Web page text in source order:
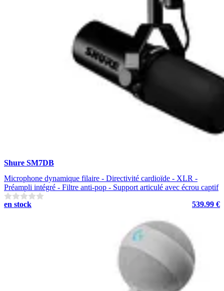
Shure SM7DB
Microphone dynamique filaire - Directivité cardioïde - XLR -
Préampli intégré - Filtre anti-pop - Support articulé avec écrou captif
en stock
539.99 €